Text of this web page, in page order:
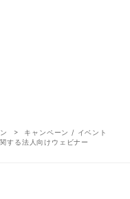
キャンペーン / イベント
する法人向けウェビナー